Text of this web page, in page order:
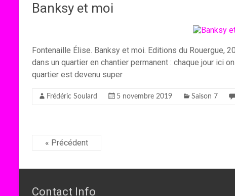
Banksy et moi
Fontenaille Élise. Banksy et moi. Editions du Rouergue,
dans un quartier en chantier permanent : chaque jour ici
quartier est devenu super
Frédéric Soulard 5 novembre 2019 Saison 7
« Précédent
Contact Info